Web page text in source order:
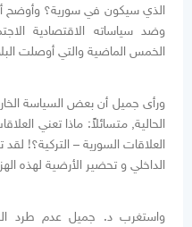
الذي سيكون في سورية؟ وأوضح
وضد سياساته الاقتصادية
الخمس الماضية والتي أوصلت
ورأى جميل أن بعض السياسة
الحالية, متسائلاً: ماذا تعني
العلاقات السورية – التركية؟!
الداخلي و تحضير الأرضية لهذه
واستغرب د. جميل عدم طرد